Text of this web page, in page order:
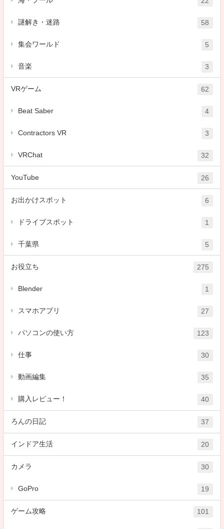
謎解き・迷路 58
集会ワールド 5
音楽 3
VRゲーム 62
Beat Saber 4
Contractors VR 3
VRChat 32
YouTube 26
お出かけスポット 6
ドライブスポット 1
千葉県 5
お役立ち 275
Blender 1
スマホアプリ 27
パソコンの使い方 123
仕事 30
動画編集 35
購入レビュー！ 40
ろんの日記 37
インドア生活 20
カメラ 30
GoPro 19
ゲーム攻略 101